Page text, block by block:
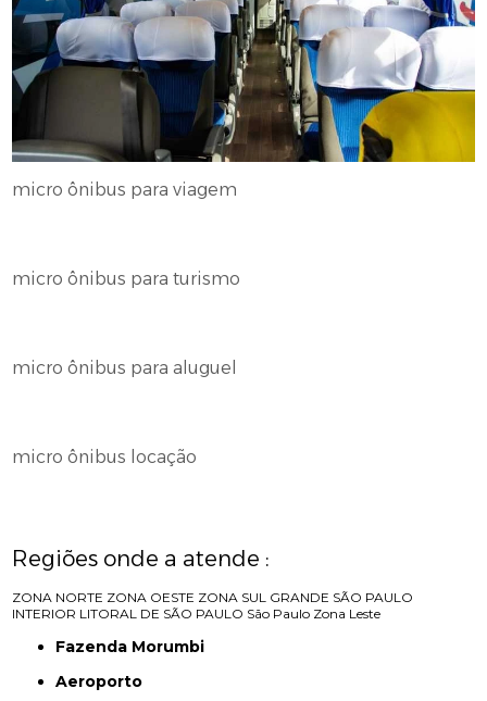
micro ônibus para viagem
micro ônibus para turismo
micro ônibus para aluguel
micro ônibus locação
Regiões onde a atende :
ZONA NORTE ZONA OESTE ZONA SUL GRANDE SÃO PAULO
INTERIOR LITORAL DE SÃO PAULO São Paulo Zona Leste
Fazenda Morumbi
Aeroporto